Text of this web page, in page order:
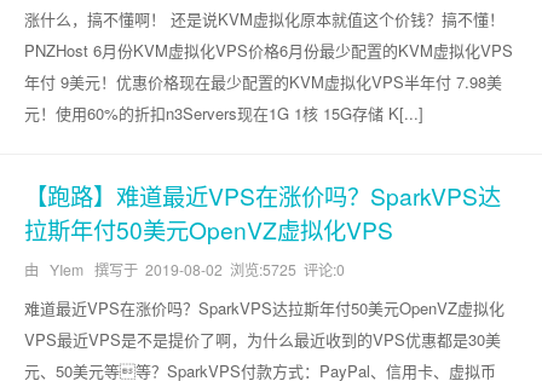
涨什么，搞不懂啊！ 还是说KVM虚拟化原本就值这个价钱？搞不懂！
PNZHost 6月份KVM虚拟化VPS价格6月份最少配置的KVM虚拟化VPS
年付 9美元！优惠价格现在最少配置的KVM虚拟化VPS半年付 7.98美
元！使用60%的折扣n3Servers现在1G 1核 15G存储 K[...]
【跑路】难道最近VPS在涨价吗？SparkVPS达
拉斯年付50美元OpenVZ虚拟化VPS
由 YIem 撰写于 2019-08-02 浏览:5725 评论:0
难道最近VPS在涨价吗？SparkVPS达拉斯年付50美元OpenVZ虚拟化
VPS最近VPS是不是提价了啊，为什么最近收到的VPS优惠都是30美
元、50美元等等？SparkVPS付款方式：PayPal、信用卡、虚拟币